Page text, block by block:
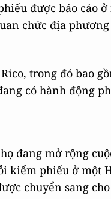
được báo cáo
chức địa
trong đó bao
có hành động
đang mở rộng
kiểm phiếu ở một
chuyển sang